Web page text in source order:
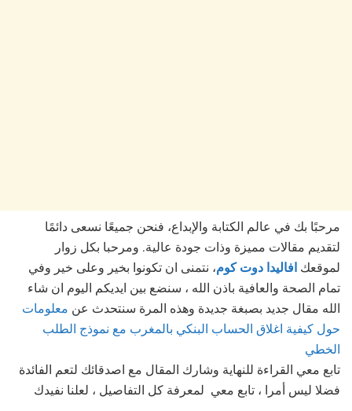
مرحبًا بك في عالم الكتابة والإبداع، فنحن جميعًا نسعى دائمًا
لتقديم مقالات مميزة وذات جودة عالية. ومرحبا بكل زوار
لموقعك افاليدا دوت كوم، نتمنى ان تكونوا بخير وعلى خير وفي
تمام الصحة والعافية باذن الله ، سنضع بين ايديكم اليوم ان شاء
الله مقال جديد بصبغة جديدة وهذه المرة سنتحدث عن معلومات
حول كيفية اغلاق الحساب البنكي بالمغرب مع نموذج الطلب
الخطي
تابع معي القراءة للنهاية وشارك المقال مع اصدقائك لتعم الفائدة
فضلا ليس أمرا ، تابع معي لمعرفة كل التفاصيل ، لعلنا نفيدك